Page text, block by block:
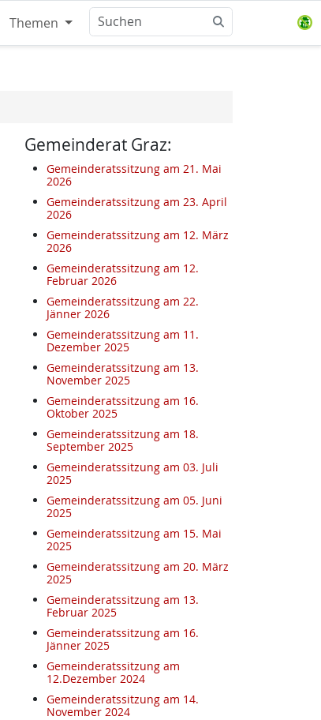
Themen
Gemeinderat Graz:
Gemeinderatssitzung am 21. Mai
2026
Gemeinderatssitzung am 23. April
2026
Gemeinderatssitzung am 12. März
2026
Gemeinderatssitzung am 12.
Februar 2026
Gemeinderatssitzung am 22.
Jänner 2026
Gemeinderatssitzung am 11.
Dezember 2025
Gemeinderatssitzung am 13.
November 2025
Gemeinderatssitzung am 16.
Oktober 2025
Gemeinderatssitzung am 18.
September 2025
Gemeinderatssitzung am 03. Juli
2025
Gemeinderatssitzung am 05. Juni
2025
Gemeinderatssitzung am 15. Mai
2025
Gemeinderatssitzung am 20. März
2025
Gemeinderatssitzung am 13.
Februar 2025
Gemeinderatssitzung am 16.
Jänner 2025
Gemeinderatssitzung am
12.Dezember 2024
Gemeinderatssitzung am 14.
November 2024